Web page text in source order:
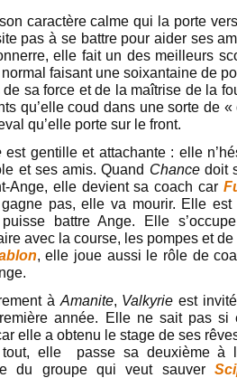
caractère calme qui la porte
pas à se battre pour aider ses
elle fait un des meilleurs
normal faisant une soixantaine de
de sa force et de la maîtrise de la
qu’elle coud dans une sorte de
qu’elle porte sur le front.
est gentille et attachante : elle
et ses amis. Quand Chancedoit
Ange, elle devient sa coach car
pas, elle va mourir. Elle
puisse battre Ange. Elle
avec la course, les pompes et
, elle joue aussi le rôle de
à Amanite, Valkyrie est
année. Elle ne sait pas si
elle a obtenu le stage de ses
tout, elle passe sa deuxième à
du groupe qui veut sauver